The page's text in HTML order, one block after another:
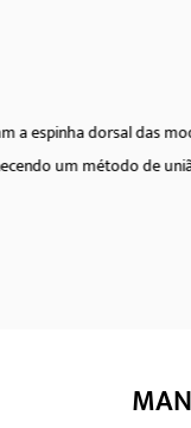
Os sistemas de dutos
padrões modernos de